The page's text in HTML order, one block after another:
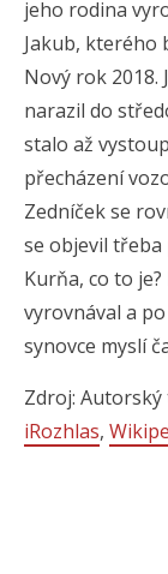
jeho rodina
Jakub, kterého
Nový rok 2018.
narazil do
stalo až
přecházení
Zedníček se
se objevil
Kurňa, co to
vyrovnával a
synovce myslí
Zdroj: Autorský
iRozhlas,